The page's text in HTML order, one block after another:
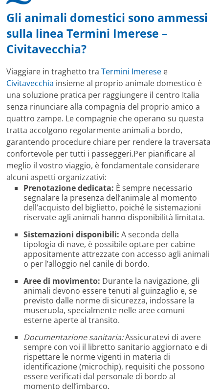
Gli animali domestici sono ammessi
sulla linea Termini Imerese –
Civitavecchia?
Viaggiare in traghetto traTermini Imerese e
Civitavecchia insieme al proprio animale domestico è
una soluzione pratica per raggiungere il centro Italia
senza rinunciare alla compagnia del proprio amico a
quattro zampe. Le compagnie che operano su questa
tratta accolgono regolarmente animali a bordo,
garantendo procedure chiare per rendere la traversata
confortevole per tutti i passeggeri.Per pianificare al
meglio il vostro viaggio, è fondamentale considerare
alcuni aspetti organizzativi:
Prenotazione dedicata: È sempre necessario
segnalare la presenza dell’animale al momento
dell’acquisto del biglietto, poiché le sistemazioni
riservate agli animali hanno disponibilità limitata.
Sistemazioni disponibili: A seconda della
tipologia di nave, è possibile optare per cabine
appositamente attrezzate con accesso agli animali
o per l’alloggio nel canile di bordo.
Aree di movimento: Durante la navigazione, gli
animali devono essere tenuti al guinzaglio e, se
previsto dalle norme di sicurezza, indossare la
museruola, specialmente nelle aree comuni
esterne aperte al transito.
Documentazione sanitaria:Assicuratevi di avere
sempre con voi il libretto sanitario aggiornato e di
rispettare le norme vigenti in materia di
identificazione (microchip), requisiti che possono
essere verificati dal personale di bordo al
momento dell’imbarco.